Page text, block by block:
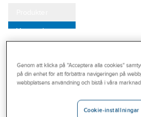
Varumärken
Outlet
Branscher
Genom att klicka på "Acceptera alla cookies"
på din enhet för att förbättra navigeringen på
webbplatsens användning och bistå i våra
Cookie-inställningar